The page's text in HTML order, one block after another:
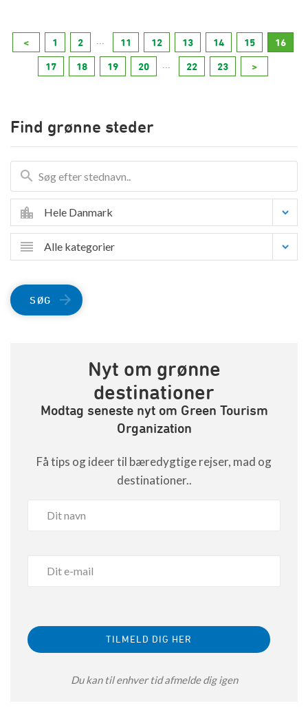
< 1 2 11 12 13 14 15 16
17 18 19 20 22 23 >
Find grønne steder
Hele Danmark
Alle kategorier
SØG
Nyt om grønne
destinationer
Modtag seneste nyt om Green Tourism
Organization
Få tips og ideer til bæredygtige rejser, mad og
destinationer..
Du kan til enhver tid afmelde dig igen